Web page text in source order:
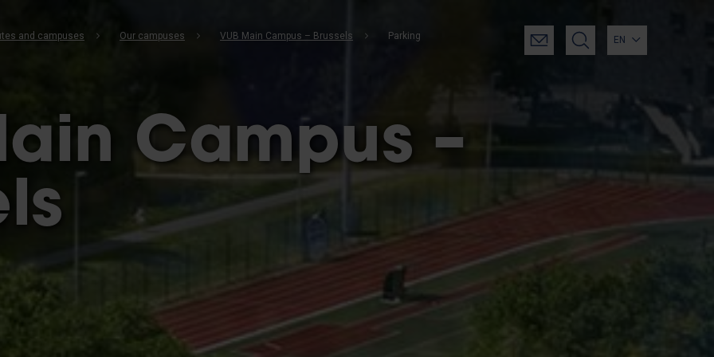
and campuses Our campuses VUB Main Campus – Brussels Parking EN
Campus –